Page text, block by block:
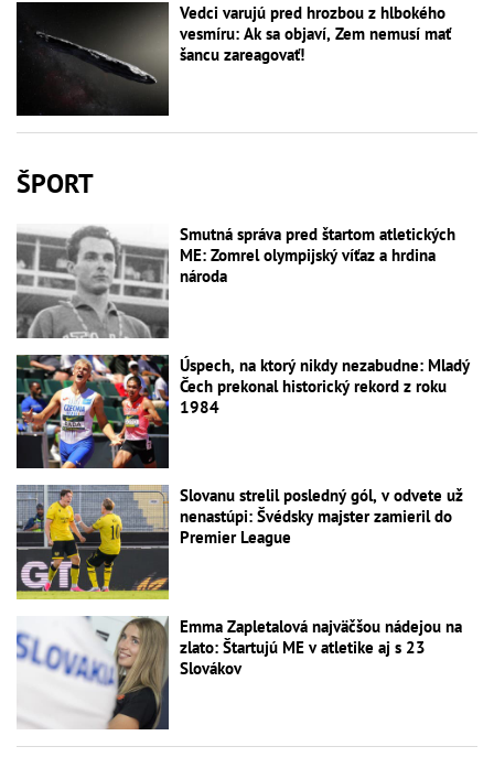
Vedci varujú pred hrozbou z hlbokého
vesmíru: Ak sa objaví, Zem nemusí mať
šancu zareagovať!
ŠPORT
Smutná správa pred štartom atletických
ME: Zomrel olympijský víťaz a hrdina
národa
Úspech, na ktorý nikdy nezabudne: Mladý
Čech prekonal historický rekord z roku
1984
Slovanu strelil posledný gól, v odvete už
nenastúpi: Švédsky majster zamieril do
Premier League
Emma Zapletalová najväčšou nádejou na
zlato: Štartujú ME v atletike aj s 23
Slovákov